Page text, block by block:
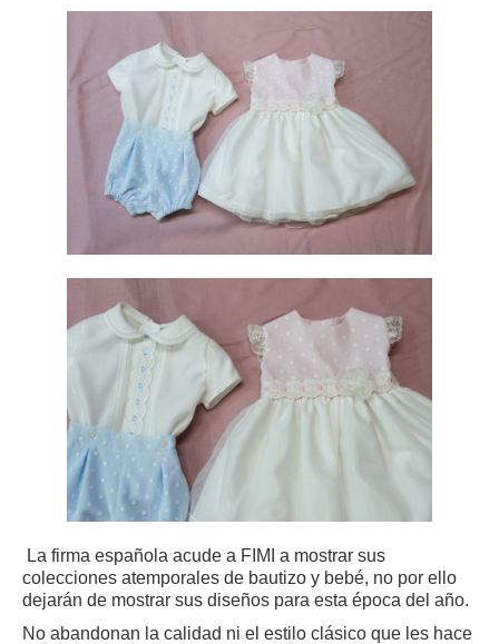
La firma española acude a FIMI a mostrar sus
colecciones atemporales de bautizo y bebé, no por ello
dejarán de mostrar sus diseños para esta época del año.
No abandonan la calidad ni el estilo clásico que les hace